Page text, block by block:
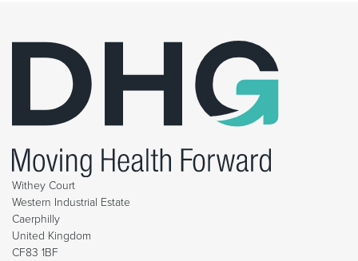
Withey Court
Western Industrial Estate
Caerphilly
United Kingdom
CF83 1BF